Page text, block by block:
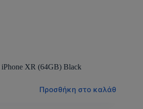
XR (64GB) Black
Προσθήκη στο καλάθι